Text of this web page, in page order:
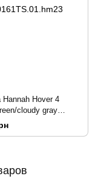
Hannah Hover 4
cloudy gray